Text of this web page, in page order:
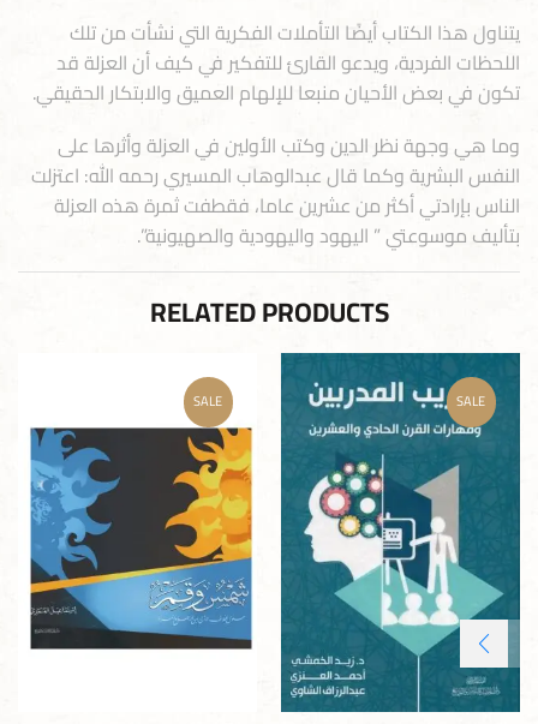
يتناول هذا الكتاب أيضًا التأملات الفكرية التي نشأت من تلك
اللحظات الفردية، ويدعو القارئ للتفكير في كيف أن العزلة قد
تكون في بعض الأحيان منبعا للإلهام العميق والابتكار الحقيقي.
وما هي وجهة نظر الدين وكتب الأولين في العزلة وأثرها على
النفس البشرية وكما قال عبدالوهاب المسيري رحمه الله: اعتزلت
الناس بإرادتي أكثر من عشرين عاما، فقطفت ثمرة هذه العزلة
بتأليف موسوعتي ” اليهود واليهودية والصهيونية”.
RELATED PRODUCTS
SALE
SALE